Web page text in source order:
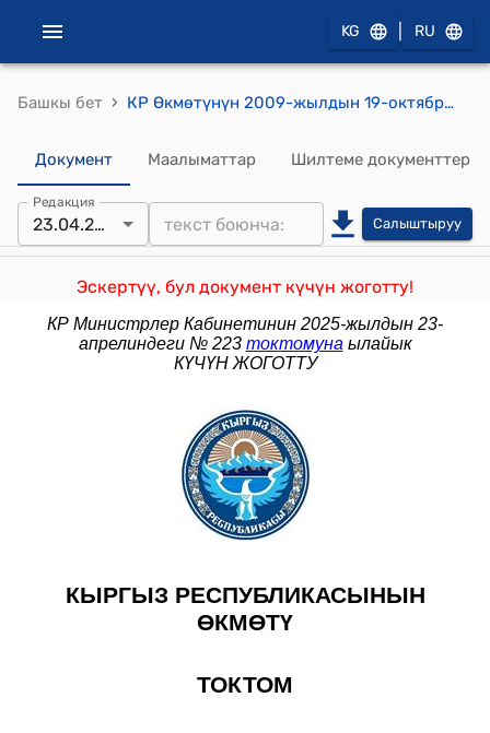
KG RU
Башкы бет › КР Өкмөтүнүн 2009-жылдын 19-октябрындагы №645 "Кыргыз Республикасынын Ардактуу донорлоруна жеңилдиктерди берүү маселелери боюнча Кыргыз Республикасынын Өкмөтүнүн айрым чечимдерине толуктоолорду киргизүү жөнүндө" токтому
Документ Маалыматтар Шилтеме документтер
Редакция
23.04.2025 Салыштыруу
Эскертүү, бул документ күчүн жоготту!